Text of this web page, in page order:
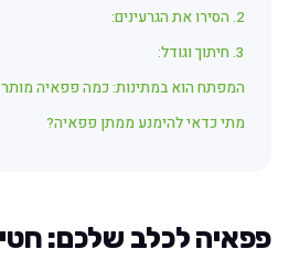
2. הסירו את הגרעינים:
המפתח הוא במתינות: כמה פפאיה מותר
מתי כדאי להימנע ממתן פפאיה?
פפאיה לכלב שלכם: